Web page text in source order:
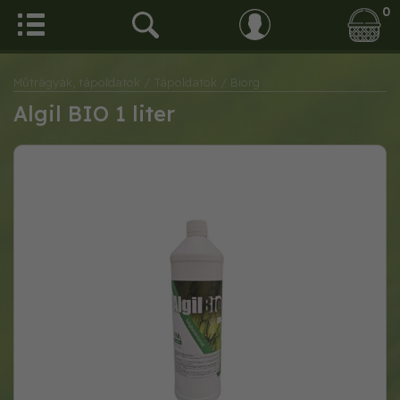
0
Műtrágyák, tápoldatok / Tápoldatok / Biorg
Algil BIO 1 liter